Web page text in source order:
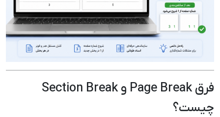
فرق Page Break و Section Break
چیست؟